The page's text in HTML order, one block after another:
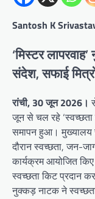
Santosh K
‘मिस्टर
संदेश, सफाई
रांची, 30 जून 2026।
जून से चल रहे ‘स्वच्छता
समापन हुआ। मुख्यालय
दौरान स्वच्छता, जन-
कार्यक्रम आयोजित
स्वच्छता किट प्रदान
नुक्कड़ नाटक ने